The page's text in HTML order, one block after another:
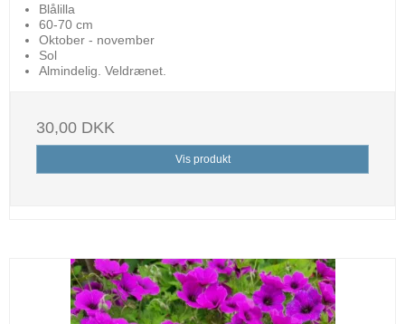
Blålilla
60-70 cm
Oktober - november
Sol
Almindelig. Veldrænet.
30,00 DKK
Vis produkt